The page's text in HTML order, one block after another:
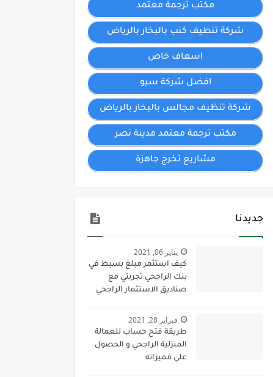
مكتب ترجمة معتمد
شركة تنظيف كنب بالبخار بالرياض
اسعاف خاص
افضل شركة سيو
شركة تنظيف مجالس بالبخار بالرياض
مكتب ترجمة معتمد مدينة نصر
مشاريع تخرج جاهزة
جديدنا
يناير 06, 2021
كيف استثمر مبلغ بسيط في
بنك الراجحي تجربتي مع
صناديق الاستثمار الراجحي
فبراير 28, 2021
طريقة فتح حساب للعمالة
المنزلية الراجحي و الحصول
علي مميزاته